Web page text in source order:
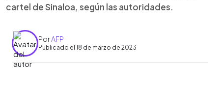
cartel de Sinaloa, según las autoridades.
PorAFP
Publicado el 18 de marzo de 2023